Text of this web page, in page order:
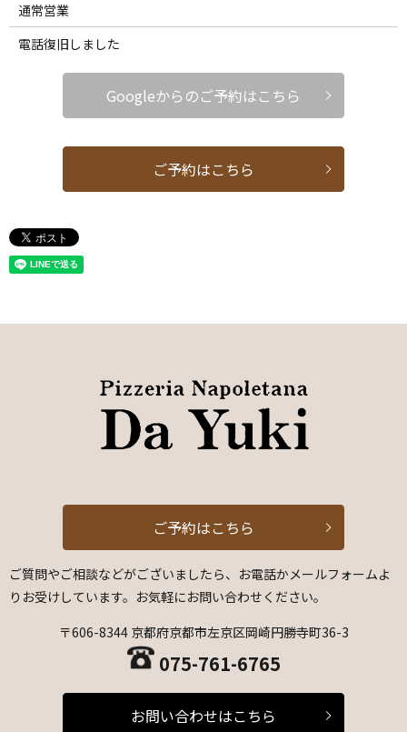
通常営業
電話復旧しました
Googleからのご予約はこちら
ご予約はこちら
ご予約はこちら
ご質問やご相談などがございましたら、お電話かメールフォームよ
りお受けしています。お気軽にお問い合わせください。
〒606-8344 京都府京都市左京区岡崎円勝寺町36-3
075-761-6765
お問い合わせはこちら